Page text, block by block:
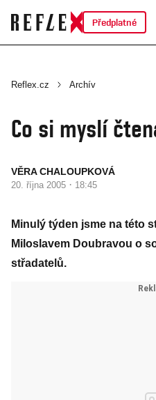
Předplatné
Reflex.cz Archív
Co si myslí
VĚRA CHALOUPKOVÁ
20. října 2005 · 18:45
Minulý týden jsme na této
Miloslavem Doubravou o
střadatelů.